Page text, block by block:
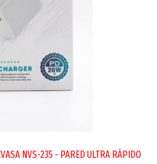
NVS-235 - PARED ULTRA RÁPIDO